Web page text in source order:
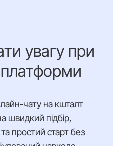
увагу при
платформи
чату на кшталт
швидкий підбір,
та простий старт без